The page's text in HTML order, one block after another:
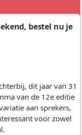
bestel nu je
dit jaar van 31
van de 12e editie
aan sprekers,
voor zowel